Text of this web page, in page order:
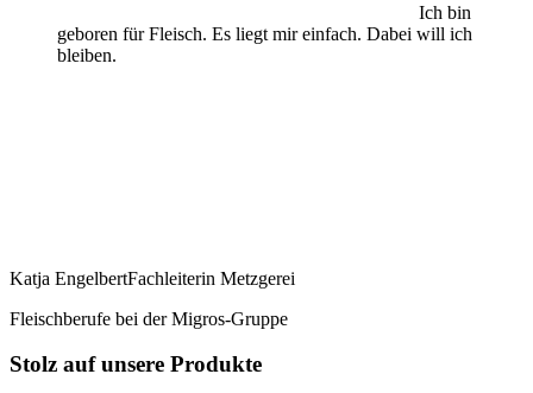
Ich bin
geboren für Fleisch. Es liegt mir einfach. Dabei will ich
bleiben.
Katja EngelbertFachleiterin Metzgerei
Fleischberufe bei der Migros-Gruppe
Stolz auf unsere Produkte